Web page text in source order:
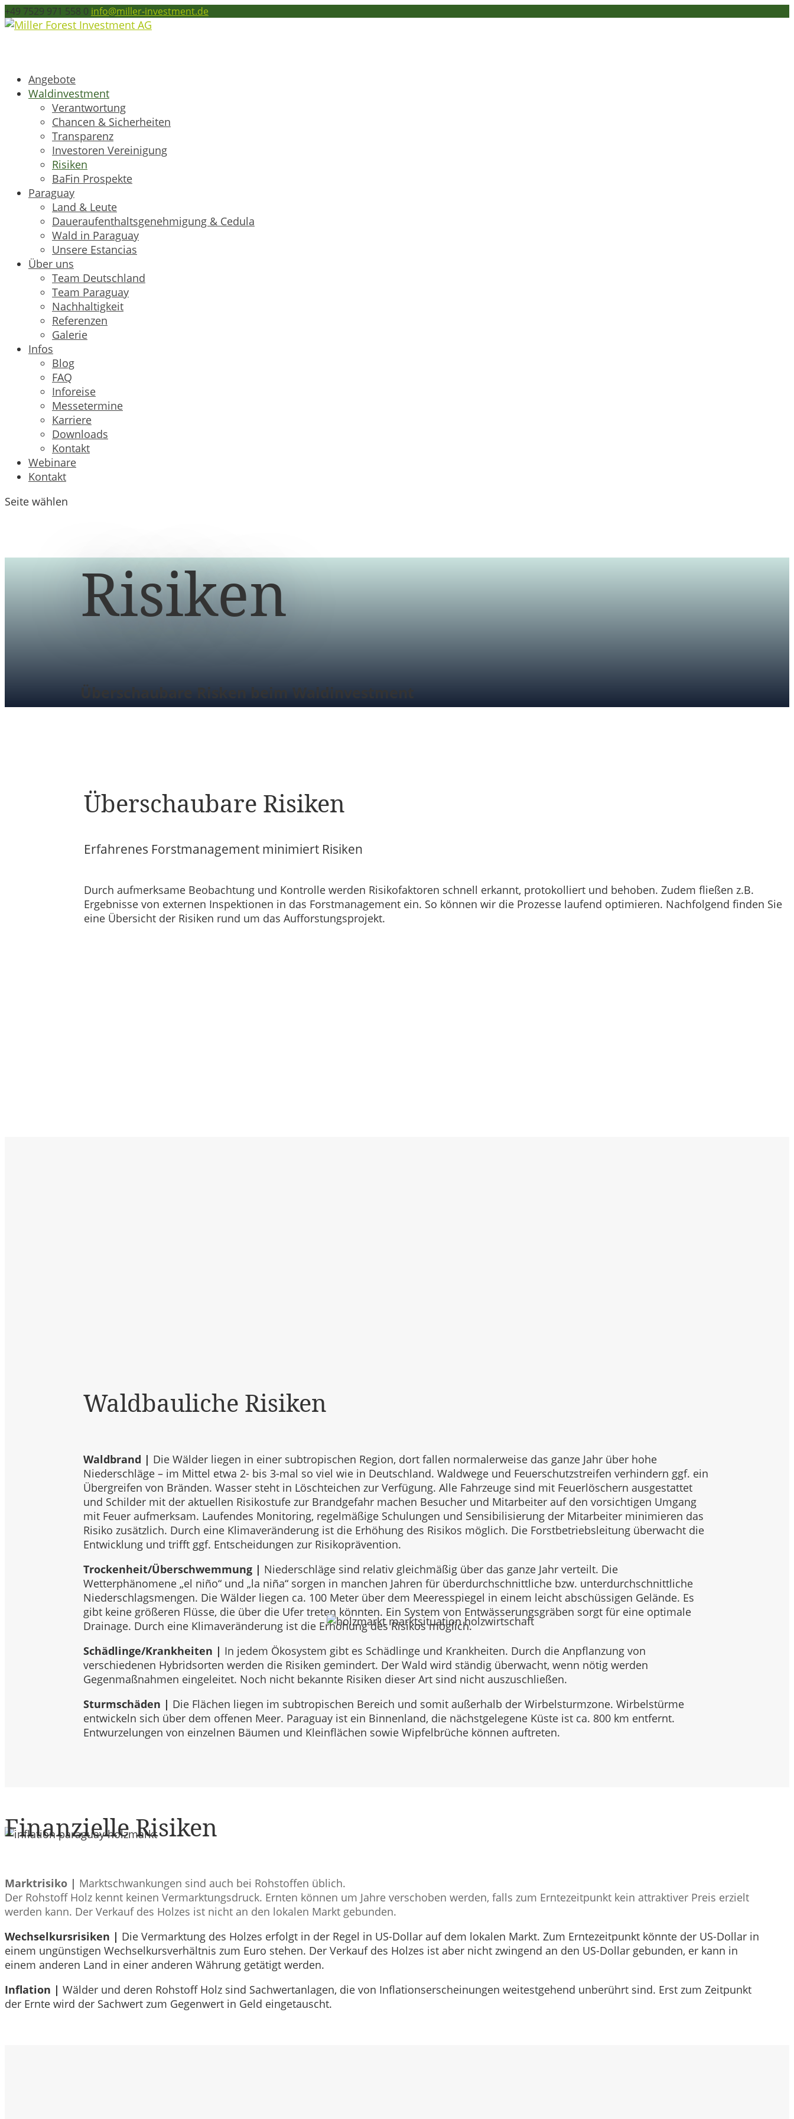
+49 7529 971 558 0 info@miller-investment.de
Angebote
Waldinvestment
Verantwortung
Chancen & Sicherheiten
Transparenz
Investoren Vereinigung
Risiken
BaFin Prospekte
Paraguay
Land & Leute
Daueraufenthaltsgenehmigung & Cedula
Wald in Paraguay
Unsere Estancias
Über uns
Team Deutschland
Team Paraguay
Nachhaltigkeit
Referenzen
Galerie
Infos
Blog
FAQ
Inforeise
Messetermine
Karriere
Downloads
Kontakt
Webinare
Kontakt
Seite wählen
Risiken
Überschaubare Risken beim Waldinvestment
Überschaubare Risiken
Erfahrenes Forstmanagement minimiert Risiken
Durch aufmerksame Beobachtung und Kontrolle werden Risikofaktoren schnell erkannt, protokolliert und behoben. Zudem fließen z.B.
Ergebnisse von externen Inspektionen in das Forstmanagement ein. So können wir die Prozesse laufend optimieren. Nachfolgend finden Sie
eine Übersicht der Risiken rund um das Aufforstungsprojekt.
Waldbauliche Risiken
Waldbrand | Die Wälder liegen in einer subtropischen Region, dort fallen normalerweise das ganze Jahr über hohe
Niederschläge – im Mittel etwa 2- bis 3-mal so viel wie in Deutschland. Waldwege und Feuerschutzstreifen verhindern ggf. ein
Übergreifen von Bränden. Wasser steht in Löschteichen zur Verfügung. Alle Fahrzeuge sind mit Feuerlöschern ausgestattet
und Schilder mit der aktuellen Risikostufe zur Brandgefahr machen Besucher und Mitarbeiter auf den vorsichtigen Umgang
mit Feuer aufmerksam. Laufendes Monitoring, regelmäßige Schulungen und Sensibilisierung der Mitarbeiter minimieren das
Risiko zusätzlich. Durch eine Klimaveränderung ist die Erhöhung des Risikos möglich. Die Forstbetriebsleitung überwacht die
Entwicklung und trifft ggf. Entscheidungen zur Risikoprävention.
Trockenheit/Überschwemmung | Niederschläge sind relativ gleichmäßig über das ganze Jahr verteilt. Die
Wetterphänomene „el niño“ und „la niña“ sorgen in manchen Jahren für überdurchschnittliche bzw. unterdurchschnittliche
Niederschlagsmengen. Die Wälder liegen ca. 100 Meter über dem Meeresspiegel in einem leicht abschüssigen Gelände. Es
gibt keine größeren Flüsse, die über die Ufer treten könnten. Ein System von Entwässerungsgräben sorgt für eine optimale
Drainage. Durch eine Klimaveränderung ist die Erhöhung des Risikos möglich.
Schädlinge/Krankheiten | In jedem Ökosystem gibt es Schädlinge und Krankheiten. Durch die Anpflanzung von
verschiedenen Hybridsorten werden die Risiken gemindert. Der Wald wird ständig überwacht, wenn nötig werden
Gegenmaßnahmen eingeleitet. Noch nicht bekannte Risiken dieser Art sind nicht auszuschließen.
Sturmschäden | Die Flächen liegen im subtropischen Bereich und somit außerhalb der Wirbelsturmzone. Wirbelstürme
entwickeln sich über dem offenen Meer. Paraguay ist ein Binnenland, die nächstgelegene Küste ist ca. 800 km entfernt.
Entwurzelungen von einzelnen Bäumen und Kleinflächen sowie Wipfelbrüche können auftreten.
Finanzielle Risiken
Marktrisiko | Marktschwankungen sind auch bei Rohstoffen üblich.
Der Rohstoff Holz kennt keinen Vermarktungsdruck. Ernten können um Jahre verschoben werden, falls zum Erntezeitpunkt kein attraktiver Preis erzielt
werden kann. Der Verkauf des Holzes ist nicht an den lokalen Markt gebunden.
Wechselkursrisiken | Die Vermarktung des Holzes erfolgt in der Regel in US-Dollar auf dem lokalen Markt. Zum Erntezeitpunkt könnte der US-Dollar in
einem ungünstigen Wechselkursverhältnis zum Euro stehen. Der Verkauf des Holzes ist aber nicht zwingend an den US-Dollar gebunden, er kann in
einem anderen Land in einer anderen Währung getätigt werden.
Inflation | Wälder und deren Rohstoff Holz sind Sachwertanlagen, die von Inflationserscheinungen weitestgehend unberührt sind. Erst zum Zeitpunkt
der Ernte wird der Sachwert zum Gegenwert in Geld eingetauscht.